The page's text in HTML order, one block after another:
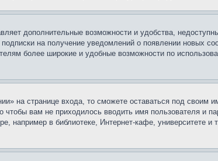
дополнительные возможности и удобства,
на получение уведомлений о появлении новых
более широкие и удобные возможности по
на странице входа, то сможете оставаться под
чтобы вам не приходилось вводить имя пользователя
например в библиотеке, Интернет-кафе, университете